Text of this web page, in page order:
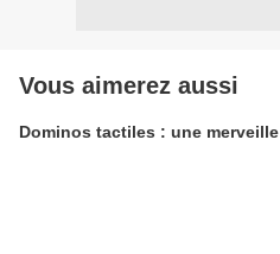
Vous aimerez aussi
Dominos tactiles : une merveille